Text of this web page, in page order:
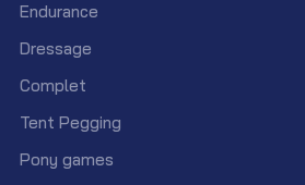
Endurance
Dressage
Complet
Tent Pegging
Pony games